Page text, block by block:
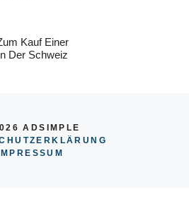
Kauf Einer
Der Schweiz
ADSIMPLE